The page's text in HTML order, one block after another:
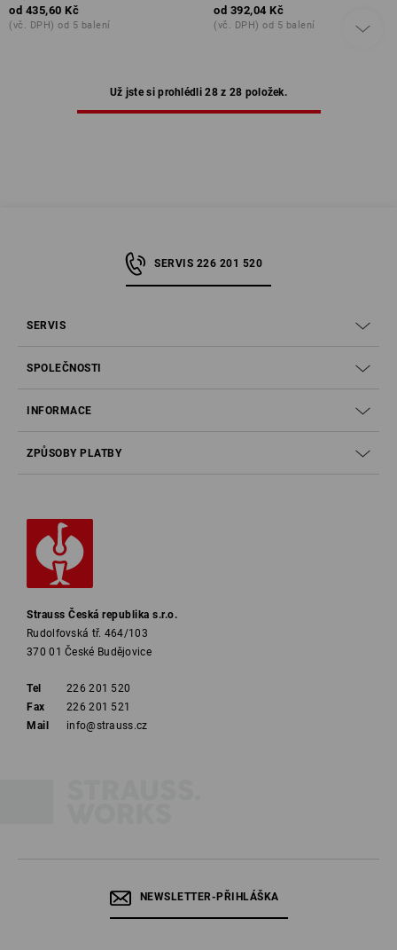
od 435,60 Kč
(vč. DPH) od 5 balení
od 392,04 Kč
(vč. DPH) od 5 balení
Už jste si prohlédli 28 z 28 položek.
SERVIS 226 201 520
SERVIS
SPOLEČNOSTI
INFORMACE
ZPŮSOBY PLATBY
Strauss Česká republika s.r.o.
Rudolfovská tř. 464/103
370 01 České Budějovice
Tel
226 201 520
Fax
226 201 521
Mail
info@strauss.cz
NEWSLETTER-PŘIHLÁŠKA